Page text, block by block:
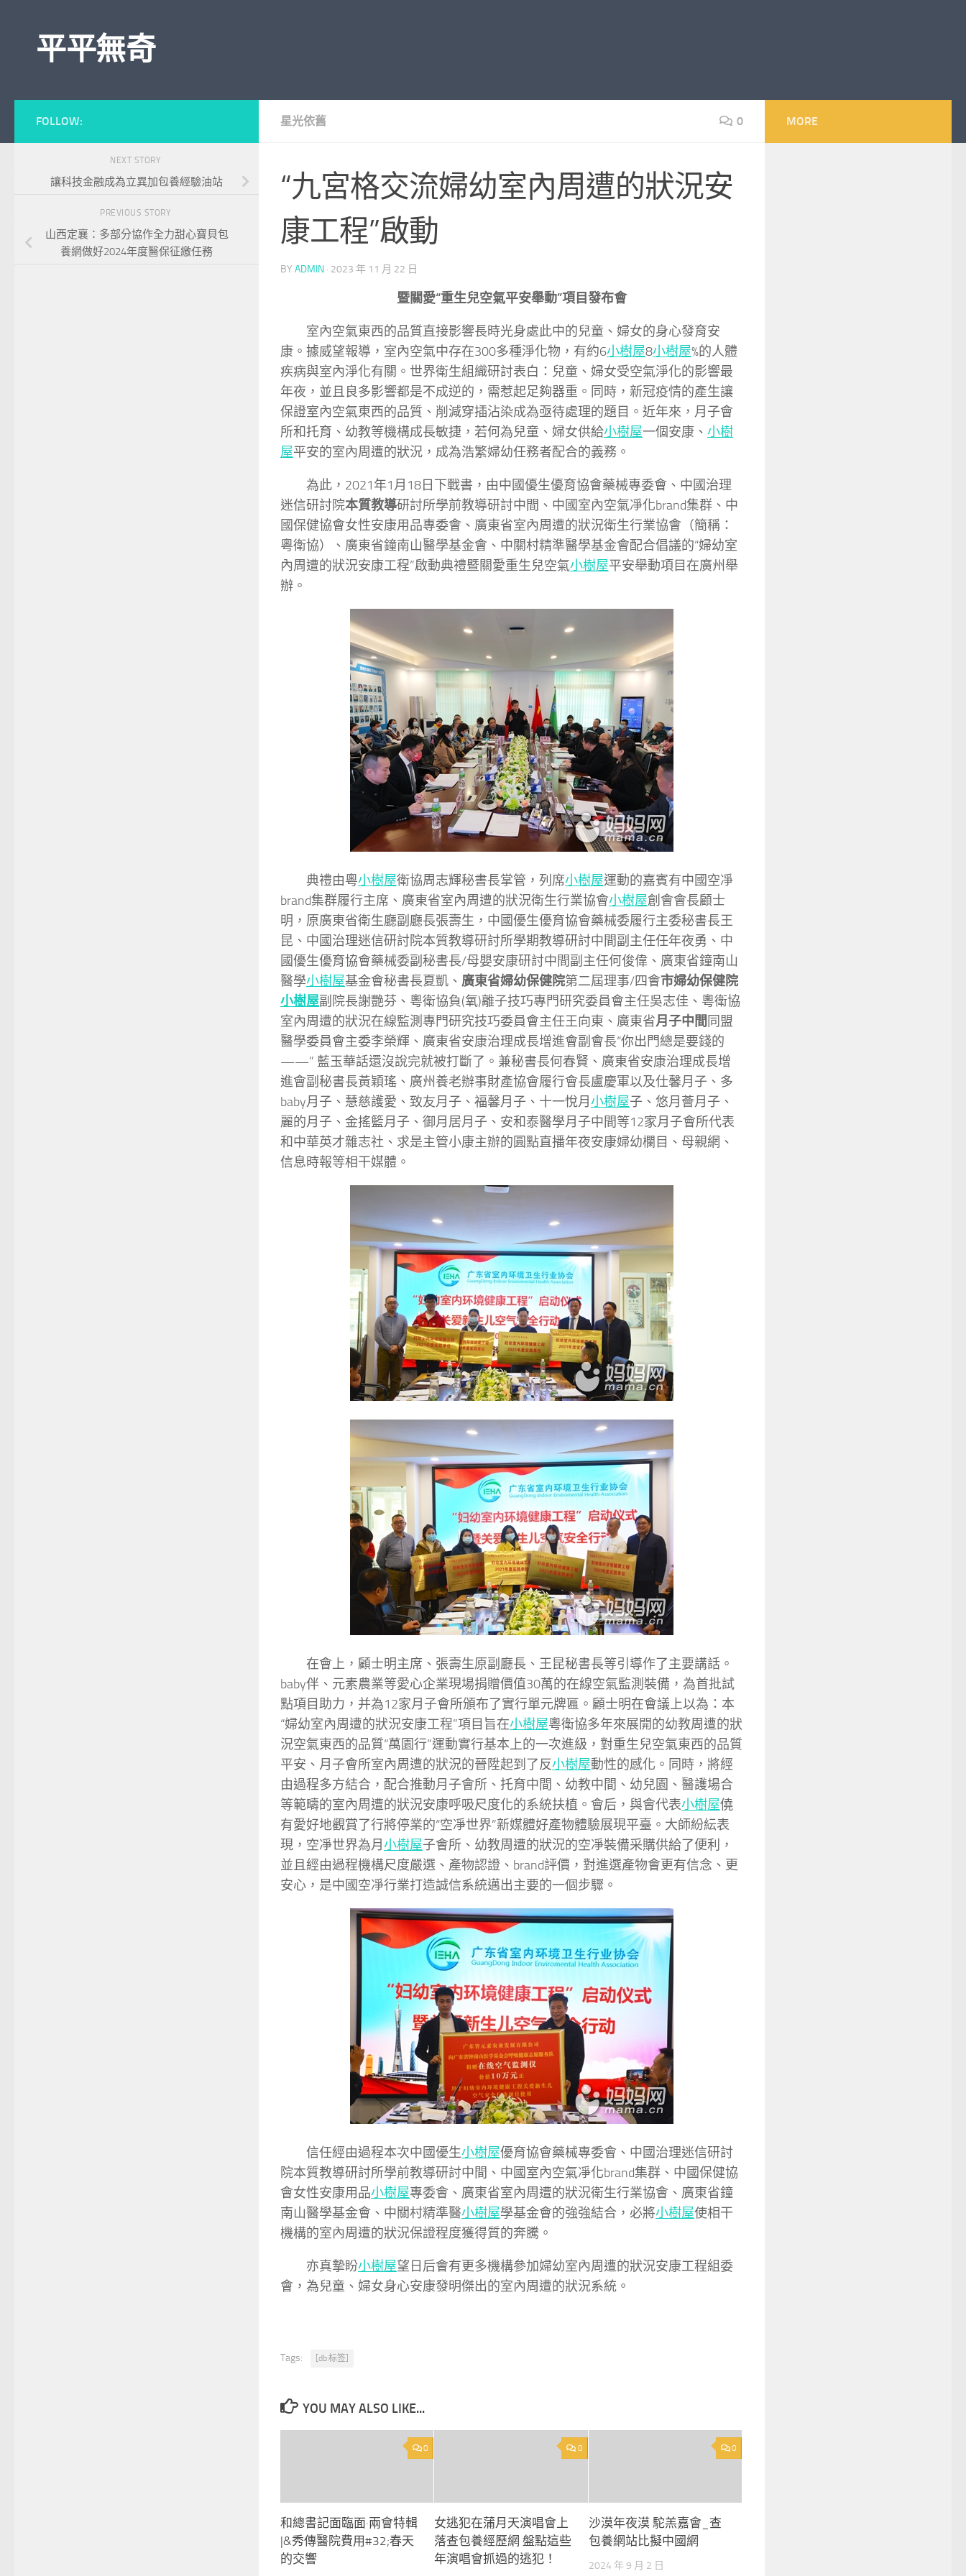
平平無奇
星光依舊 0
“九宮格交流婦幼室內周遭的狀況安
康工程”啟動
BY ADMIN · 2023 年 11 月 22 日
暨關愛“重生兒空氣平安舉動”項目發布會
室內空氣東西的品質直接影響長時光身處此中的兒童、婦女的身心發育安
康。據威望報導，室內空氣中存在300多種淨化物，有約6小樹屋8小樹屋%的人體
疾病與室內淨化有關。世界衛生組織研討表白：兒童、婦女受空氣淨化的影響最
年夜，並且良多影響都是不成逆的，需惹起足夠器重。同時，新冠疫情的產生讓
保證室內空氣東西的品質、削減穿插沾染成為亟待處理的題目。近年來，月子會
所和托育、幼教等機構成長敏捷，若何為兒童、婦女供給小樹屋一個安康、 小樹
屋平安的室內周遭的狀況，成為浩繁婦幼任務者配合的義務。
為此，2021年1月18日下戰書，由中國優生優育協會藥械專委會、中國治理
迷信研討院本質教導研討所學前教導研討中間、中國室內空氣凈化brand集群、中
國保健協會女性安康用品專委會、廣東省室內周遭的狀況衛生行業協會（簡稱：
粵衛協）、廣東省鐘南山醫學基金會、中關村精準醫學基金會配合倡議的“婦幼室
內周遭的狀況安康工程”啟動典禮暨關愛重生兒空氣小樹屋平安舉動項目在廣州舉
辦。
典禮由粵小樹屋衛協周志輝秘書長掌管，列席小樹屋運動的嘉賓有中國空凈
brand集群履行主席、廣東省室內周遭的狀況衛生行業協會小樹屋創會會長顧士
明，原廣東省衛生廳副廳長張壽生，中國優生優育協會藥械委履行主委秘書長王
昆、中國治理迷信研討院本質教導研討所學期教導研討中間副主任任年夜勇、中
國優生優育協會藥械委副秘書長/母嬰安康研討中間副主任何俊偉、廣東省鐘南山
醫學小樹屋基金會秘書長夏凱、 廣東省婦幼保健院第二屆理事/四會市婦幼保健院
小樹屋副院長謝艷芬、粵衛協負(氧)離子技巧專門研究委員會主任吳志佳、粵衛協
室內周遭的狀況在線監測專門研究技巧委員會主任王向東、廣東省月子中間 同盟
醫學委員會主委李榮輝、廣東省安康治理成長增進會副會長“你出門總是要錢的
——” 藍玉華話還沒說完就被打斷了。兼秘書長何春賢、廣東省安康治理成長增
進會副秘書長黃穎瑤、廣州養老辦事財產協會履行會長盧慶軍以及仕馨月子、多
baby月子、慧慈護愛、致友月子、福馨月子、十一悅月小樹屋子、悠月薈月子、
麗的月子、金搖籃月子、御月居月子、安和泰醫學月子中間等12家月子會所代表
和中華英才雜志社、求是主管小康主辦的圓點直播年夜安康婦幼欄目、母親網、
信息時報等相干媒體。
在會上，顧士明主席、張壽生原副廳長、王昆秘書長等引導作了主要講話。
baby伴、元素農業等愛心企業現場捐贈價值30萬的在線空氣監測裝備，為首批試
點項目助力，并為12家月子會所頒布了實行單元牌匾。顧士明在會議上以為：本
“婦幼室內周遭的狀況安康工程”項目旨在小樹屋粵衛協多年來展開的幼教周遭的狀
況空氣東西的品質“萬園行”運動實行基本上的一次進級，對重生兒空氣東西的品質
平安、月子會所室內周遭的狀況的晉陞起到了反小樹屋動性的感化。同時，將經
由過程多方結合，配合推動月子會所、托育中間、幼教中間、幼兒園、醫護場合
等範疇的室內周遭的狀況安康呼吸尺度化的系統扶植。會后，與會代表小樹屋僥
有愛好地觀賞了行將停業的“空凈世界”新媒體好產物體驗展現平臺。大師紛紜表
現，空凈世界為月小樹屋子會所、幼教周遭的狀況的空凈裝備采購供給了便利，
並且經由過程機構尺度嚴選、產物認證、brand評價，對進選產物會更有信念、更
安心，是中國空凈行業打造誠信系統邁出主要的一個步驟。
信任經由過程本次中國優生小樹屋優育協會藥械專委會、中國治理迷信研討
院本質教導研討所學前教導研討中間、中國室內空氣凈化brand集群、中國保健協
會女性安康用品小樹屋專委會、廣東省室內周遭的狀況衛生行業協會、廣東省鐘
南山醫學基金會、中關村精準醫小樹屋學基金會的強強結合，必將小樹屋使相干
機構的室內周遭的狀況保證程度獲得質的奔騰。
亦真摯盼小樹屋望日后會有更多機構參加婦幼室內周遭的狀況安康工程組委
會，為兒童、婦女身心安康發明傑出的室內周遭的狀況系統。
Tags: [db:标签]
YOU MAY ALSO LIKE...
0
和總書記面臨面·兩會特輯
|&秀傳醫院費用#32;春天
的交響
0
女逃犯在蒲月天演唱會上
落查包養經歷網 盤點這些
年演唱會抓過的逃犯！
0
沙漠年夜漠 駝羔嘉會_查
包養網站比擬中國網
2024 年 9 月 2 日
FOLLOW:
NEXT STORY
讓科技金融成為立異加包養經驗油站
PREVIOUS STORY
山西定襄：多部分協作全力甜心寶貝包
養網做好2024年度醫保征繳任務
MORE